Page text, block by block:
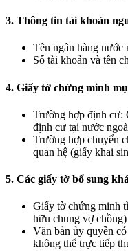
3. Thông tin tài khoản
Tên ngân hàng
Số tài khoản và tên
4. Giấy tờ chứng minh
Trường hợp định cư:
định cư tại nước
Trường hợp chuyển
quan hệ (giấy khai
5. Các giấy tờ bổ sung
Giấy tờ chứng minh
hữu chung vợ chồng)
Văn bản ủy quyền
không thể trực tiếp